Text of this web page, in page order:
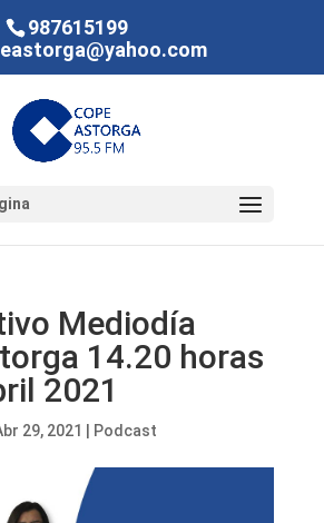
987615199
Mediodía
14.20 horas
2021
29, 2021 Podcast